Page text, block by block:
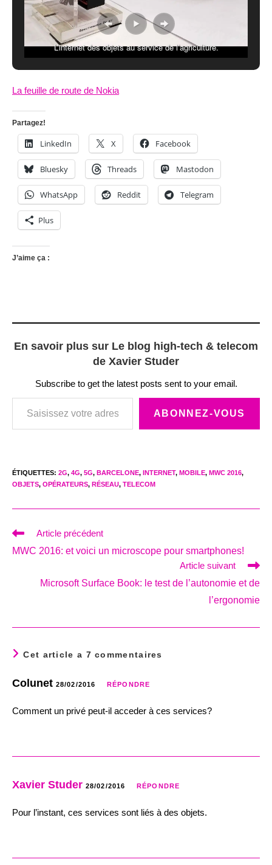
L’internet des objets au service de l’agriculture.
La feuille de route de Nokia
Partagez!
LinkedIn X Facebook
Bluesky Threads Mastodon
WhatsApp Reddit Telegram
Plus
J’aime ça :
En savoir plus sur Le blog high-tech & telecom
de Xavier Studer
Subscribe to get the latest posts sent to your email.
Saisissez votre adresse e-mail…
ABONNEZ-VOUS
ÉTIQUETTES: 2G, 4G, 5G, BARCELONE, INTERNET, MOBILE, MWC 2016,
OBJETS, OPÉRATEURS, RÉSEAU, TELECOM
Read
articles
Article précédent
MWC 2016: et voici un microscope pour smartphones!
Article suivant
Microsoft Surface Book: le test de l’autonomie et de
l’ergonomie
Cet article a 7 commentaires
Colunet 28/02/2016 RÉPONDRE
Comment un privé peut-il acceder à ces services?
Xavier Studer 28/02/2016 RÉPONDRE
Pour l’instant, ces services sont liés à des objets.